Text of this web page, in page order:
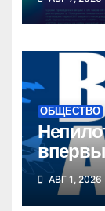
ОБЩЕСТВО
АВГ 1, 2026